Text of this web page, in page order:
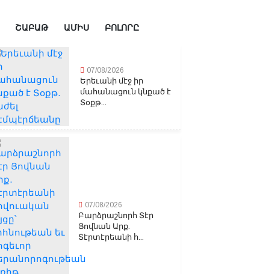
ՇԱԲԱԹ ԱՄԻՍ ԲՈԼՈՐԸ
07/08/2026
Երեւանի մէջ իր
մահանացուն կնքած է
Տօքթ...
07/08/2026
Բարձրաշնորհ Տէր
Յովնան Արք.
Տէրտէրեանի հ...